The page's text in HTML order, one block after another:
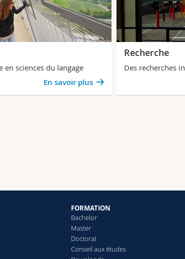
sciences du langage
En savoir plus
Recherche
Des recherches
FORMATION
Bachelor
Master
Doctorat
Conseil aux études